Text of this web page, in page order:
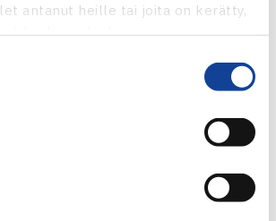
antanut heille tai joita on kerätty,
heidän palvelujaan.